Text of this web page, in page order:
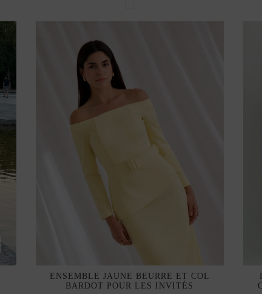
ENSEMBLE JAUNE BEURRE ET COL
BARDOT POUR LES INVITÉS